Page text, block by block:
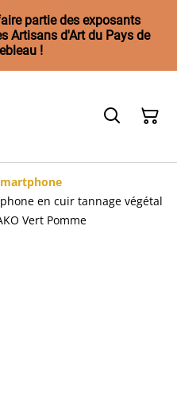
partie des exposants
Artisans d'Art du Pays de
!
en cuir tannage végétal
Vert Pomme